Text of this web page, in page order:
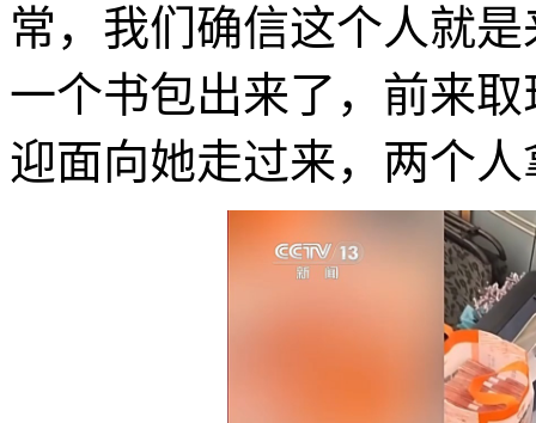
常，我们确信这个人就
一个书包出来了，前来
迎面向她走过来，两个